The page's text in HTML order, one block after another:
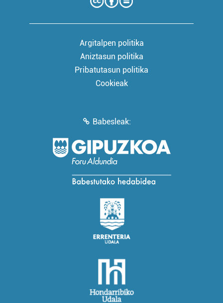
Argitalpen politika
Aniztasun politika
Pribatutasun politika
Cookieak
Babesleak: